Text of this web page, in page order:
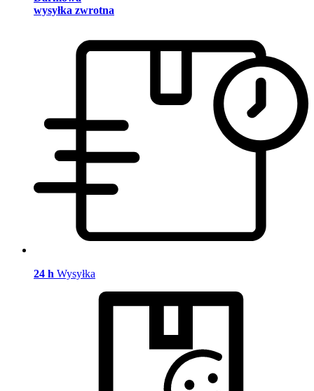
wysyłka zwrotna
24 h Wysyłka